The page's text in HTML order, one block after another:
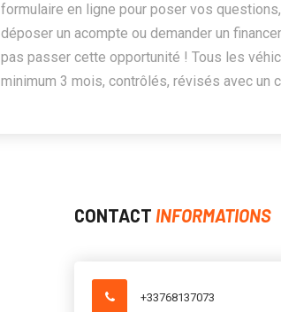
formulaire en ligne pour poser vos
déposer un acompte ou demander un
pas passer cette opportunité ! Tous les
minimum 3 mois, contrôlés, révisés avec un
CONTACT INFORMATIONS
+33768137073